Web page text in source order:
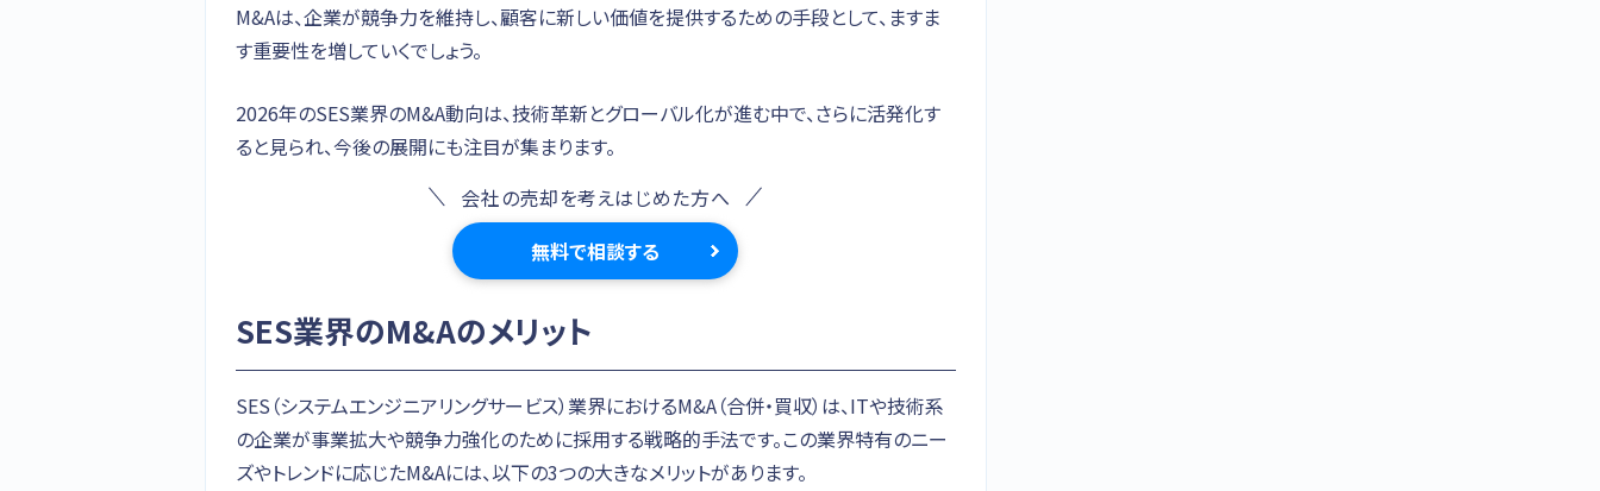
M&Aは、企業が競争力を維持し、顧客に新しい価値を提供するための手段として、ますま
す重要性を増していくでしょう。
2026年のSES業界のM&A動向は、技術革新とグローバル化が進む中で、さらに活発化す
ると見られ、今後の展開にも注目が集まります。
会社の売却を考えはじめた方へ
無料で相談する
SES業界のM&Aのメリット
SES（システムエンジニアリングサービス）業界におけるM&A（合併・買収）は、ITや技術系
の企業が事業拡大や競争力強化のために採用する戦略的手法です。この業界特有のニー
ズやトレンドに応じたM&Aには、以下の3つの大きなメリットがあります。